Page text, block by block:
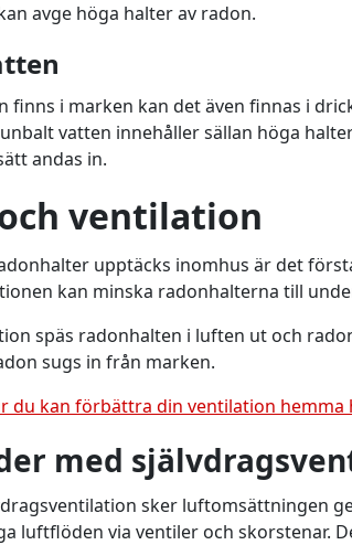
avge höga halter av radon.
finns i marken kan det även finnas i
vatten innehåller sällan höga
andas in.
ventilation
upptäcks inomhus är det
kan minska radonhalterna till
späs radonhalten i luften ut och
sugs in från marken.
du kan förbättra din ventilation hemma
med
sker luftomsättningen
luftflöden via ventiler och skorstenar.